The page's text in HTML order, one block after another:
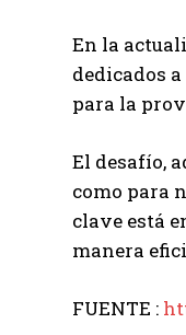
En la
dedicados
para la
El desafío,
como para
clave está
manera
FUENTE :